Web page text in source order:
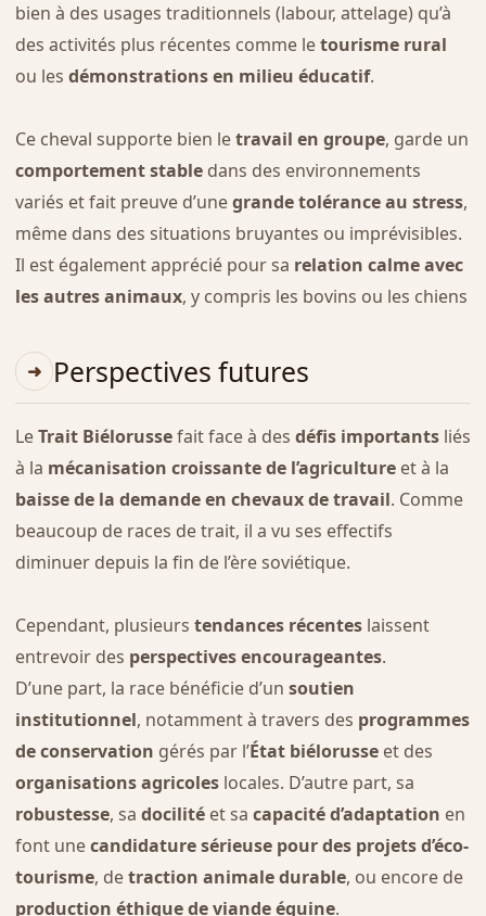
bien à des usages traditionnels (labour, attelage) qu’à
des activités plus récentes comme letourisme rural
ou les démonstrations en milieu éducatif.
Ce cheval supporte bien letravail en groupe, garde un
comportement stabledans des environnements
variés et fait preuve d’unegrande tolérance au stress,
même dans des situations bruyantes ou imprévisibles.
Il est également apprécié pour sa relation calme avec
les autres animaux, y compris les bovins ou les chiens
Perspectives futures
LeTrait Biélorussefait face à des défis importantsliés
à la mécanisation croissante de l’agricultureet à la
baisse de la demande en chevaux de travail. Comme
beaucoup de races de trait, il a vu ses effectifs
diminuer depuis la fin de l’ère soviétique.
Cependant, plusieurs tendances récenteslaissent
entrevoir des perspectives encourageantes.
D’une part, la race bénéficie d’un soutien
institutionnel, notamment à travers des programmes
de conservation gérés par l’État biélorusseet des
organisations agricoleslocales. D’autre part, sa
robustesse, sa docilitéet sa capacité d’adaptation en
font unecandidature sérieuse pour des projets d’éco-
tourisme, detraction animale durable, ou encore de
production éthique de viande équine.